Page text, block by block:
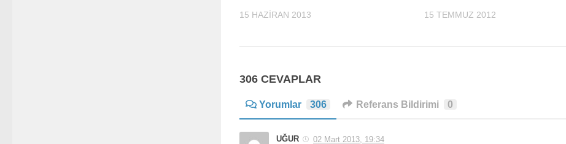
15 HAZIRAN 2013 15 TEMMUZ 2012
306 CEVAPLAR
Yorumlar 306 Referans Bildirimi 0
UĞUR 02 Mart 2013, 19:34